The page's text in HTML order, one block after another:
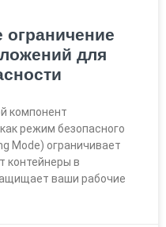
ограничение
для
компонент
режим безопасного
Mode) ограничивает
контейнеры в
ваши рабочие